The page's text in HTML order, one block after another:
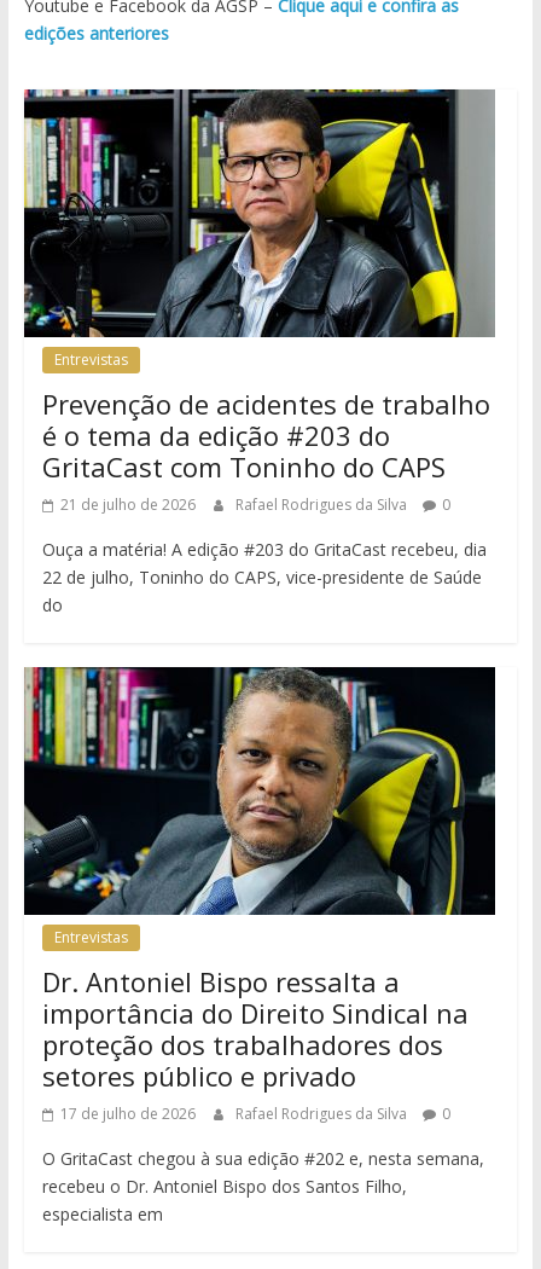
Youtube e Facebook da AGSP – Clique aqui e confira as
edições anteriores
Entrevistas
Prevenção de acidentes de trabalho
é o tema da edição #203 do
GritaCast com Toninho do CAPS
21 de julho de 2026 Rafael Rodrigues da Silva 0
Ouça a matéria! A edição #203 do GritaCast recebeu, dia
22 de julho, Toninho do CAPS, vice-presidente de Saúde
do
Entrevistas
Dr. Antoniel Bispo ressalta a
importância do Direito Sindical na
proteção dos trabalhadores dos
setores público e privado
17 de julho de 2026 Rafael Rodrigues da Silva 0
O GritaCast chegou à sua edição #202 e, nesta semana,
recebeu o Dr. Antoniel Bispo dos Santos Filho,
especialista em